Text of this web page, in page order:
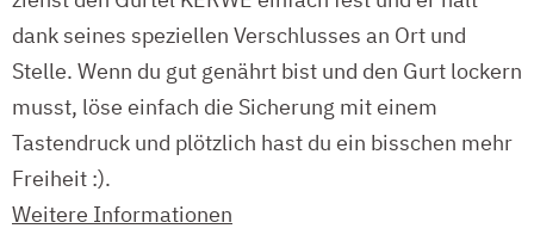
dank seines speziellen Verschlusses an Ort und
Stelle. Wenn du gut genährt bist und den Gurt lockern
musst, löse einfach die Sicherung mit einem
Tastendruck und plötzlich hast du ein bisschen mehr
Freiheit :).
Weitere Informationen